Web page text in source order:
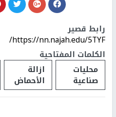
رابط قصير
https://nn.najah.edu/5TYF/
الكلمات المفتاحية
محليات
صناعية
ازالة
الأحماض